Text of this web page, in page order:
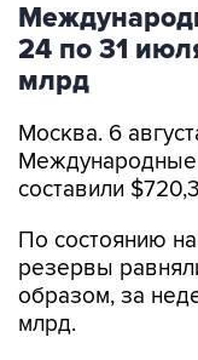
24 по 31
млрд
Москва. 6
Международные
составили
По состоянию
резервы
образом, за
млрд.